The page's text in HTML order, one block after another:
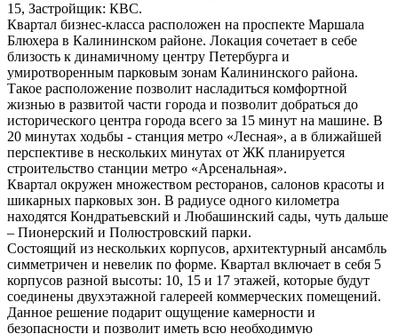
15, Застройщик: КВС.
Квартал бизнес-класса расположен на проспекте Маршала
Блюхера в Калининском районе. Локация сочетает в себе
близость к динамичному центру Петербурга и
умиротворенным парковым зонам Калининского района.
Такое расположение позволит насладиться комфортной
жизнью в развитой части города и позволит добраться до
исторического центра города всего за 15 минут на машине. В
20 минутах ходьбы - станция метро «Лесная», а в ближайшей
перспективе в нескольких минутах от ЖК планируется
строительство станции метро «Арсенальная».
Квартал окружен множеством ресторанов, салонов красоты и
шикарных парковых зон. В радиусе одного километра
находятся Кондратьевский и Любашинский сады, чуть дальше
– Пионерский и Полюстровский парки.
Состоящий из нескольких корпусов, архитектурный ансамбль
симметричен и невелик по форме. Квартал включает в себя 5
корпусов разной высоты: 10, 15 и 17 этажей, которые будут
соединены двухэтажной галереей коммерческих помещений.
Данное решение подарит ощущение камерности и
безопасности и позволит иметь всю необходимую